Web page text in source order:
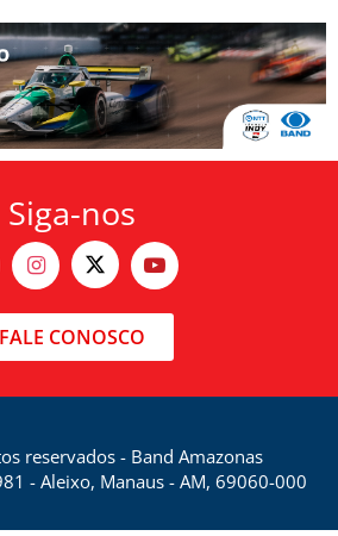
Siga-nos
FALE CONOSCO
reservados - Band Amazonas
- Aleixo, Manaus - AM, 69060-000